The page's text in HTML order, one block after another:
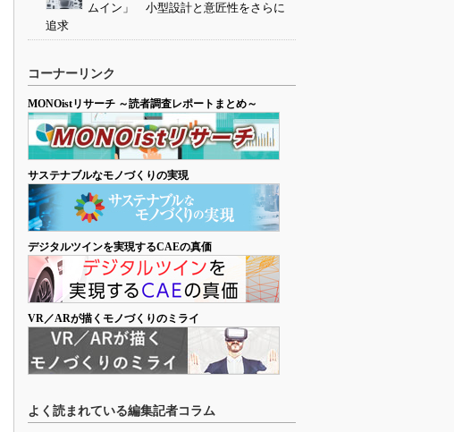
ムイン」 小型設計と意匠性をさらに
追求
コーナーリンク
MONOistリサーチ ～読者調査レポートまとめ～
サステナブルなモノづくりの実現
デジタルツインを実現するCAEの真価
VR／ARが描くモノづくりのミライ
よく読まれている編集記者コラム